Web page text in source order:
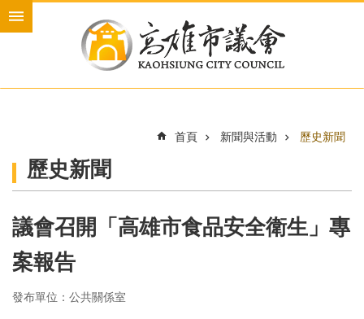
跳到主要內容區塊
介
本
會
議
員
首頁 新聞與活動 歷史新聞
歷史新聞
議會召開「高雄市食品安全衛生」專
案報告
發布單位：公共關係室